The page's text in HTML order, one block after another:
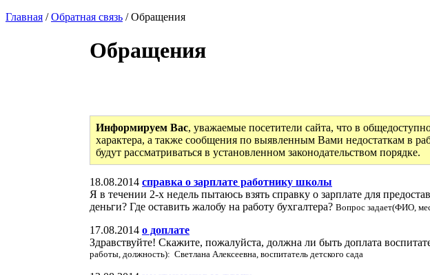
Главная /Обратная связь / Обращения
Обращения
Информируем Вас, уважаемые посетители сайта, что в
характера, а также сообщения по выявленным Вами недостаткам в
будут рассматриваться в установленном законодательством порядке.
18.08.2014 справка о зарплате работнику школы
Я в течении 2-х недель пытаюсь взять справку о зарплате для
деньги? Где оставить жалобу на работу бухгалтера? Вопрос задает(ФИО,
17.08.2014 о доплате
Здравствуйте! Скажите, пожалуйста, должна ли быть доплата
работы, должность): Светлана Алексеевна, воспитатель детского сада